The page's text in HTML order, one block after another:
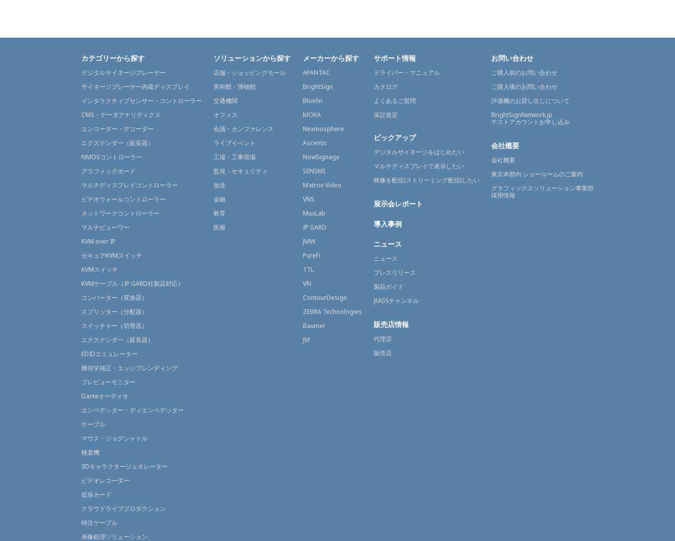
カテゴリーから探す
デジタルサイネージプレーヤー
サイネージプレーヤー内蔵ディスプレイ
インタラクティブセンサー・コントローラー
CMS・データアナリティクス
エンコーダー・デコーダー
エクステンダー（延長器）
NMOSコントローラー
グラフィックボード
マルチディスプレイコントローラー
ビデオウォールコントローラー
ネットワークコントローラー
マルチビューワー
KVM over IP
セキュアKVMスイッチ
KVMスイッチ
KVMケーブル（IP GARD社製品対応）
コンバーター（変換器）
スプリッター（分配器）
スイッチャー（切替器）
エクステンダー（延長器）
EDIDエミュレーター
幾何学補正・エッジブレンディング
プレビューモニター
Danteオーディオ
エンベデッター・ディエンベデッター
ケーブル
マウス・ジョグシャトル
検査機
3Dキャラクタージェネレーター
ビデオレコーダー
拡張カード
クラウドライブプロダクション
特注ケーブル
画像処理ソリューション
ソリューションから探す
店舗・ショッピングモール
美術館・博物館
交通機関
オフィス
会議・カンファレンス
ライブイベント
工場・工事現場
監視・セキュリティ
放送
金融
教育
医療
メーカーから探す
APANTAC
BrightSign
Bluefin
MOKA
Nexmosphere
Ascentic
NowSignage
SENSMI
Matrox Video
VNS
MuxLab
IP GARD
JMW
PureFi
TTL
VRi
ContourDesign
ZEBRA Technologies
Baumer
JM
サポート情報
ドライバー・マニュアル
カタログ
よくあるご質問
保証規定
ピックアップ
デジタルサイネージをはじめたい
マルチディスプレイで表示したい
映像を配信(ストリーミング配信)したい
展示会レポート
導入事例
ニュース
ニュース
プレスリリース
製品ガイド
JMGSチャンネル
販売店情報
代理店
販売店
お問い合わせ
ご購入前のお問い合わせ
ご購入後のお問い合わせ
評価機のお貸し出しについて
BrightSignNetwork.jp
テストアカウントお申し込み
会社概要
会社概要
東京本部内 ショールームのご案内
グラフィックスソリューション事業部
採用情報